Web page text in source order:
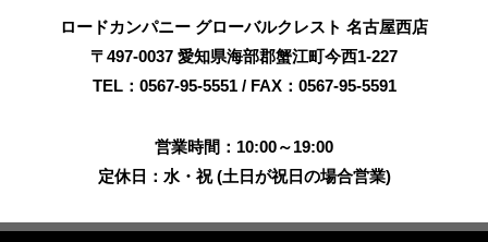
ロードカンパニー グローバルクレスト 名古屋西店
〒497-0037 愛知県海部郡蟹江町今西1-227
TEL：0567-95-5551 / FAX：0567-95-5591
営業時間：10:00～19:00
定休日：水・祝 (土日が祝日の場合営業)